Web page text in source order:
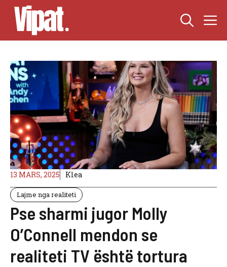
Skip
content
13 MARS, 2025 Klea
Lajme nga realiteti
Pse sharmi jugor Molly
O’Connell mendon se
realiteti TV është tortura